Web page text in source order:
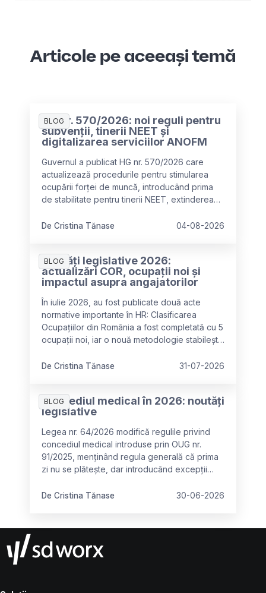
Articole pe aceeași temă
BLOG
HG nr. 570/2026: noi reguli pentru
subvenții, tinerii NEET și
digitalizarea serviciilor ANOFM
Guvernul a publicat HG nr. 570/2026 care
actualizează procedurile pentru stimularea
ocupării forței de muncă, introducând prima
de stabilitate pentru tinerii NEET, extinderea
digitalizarea serviciilor ANOFM.
De Cristina Tănase 04-08-2026
BLOG
Noutăți legislative 2026:
actualizări COR, ocupații noi și
impactul asupra angajatorilor
În iulie 2026, au fost publicate două acte
normative importante în HR: Clasificarea
Ocupațiilor din România a fost completată cu 5
ocupații noi, iar o nouă metodologie stabilește
deficitare în vederea recrutării lucrătorilor
oportunități pentru planificarea forței de
muncă.
De Cristina Tănase 31-07-2026
BLOG
Concediul medical în 2026: noutăți
legislative
Legea nr. 64/2026 modifică regulile privind
concediul medical introduse prin OUG nr.
91/2025, menținând regula generală că prima
zi nu se plătește, dar introducând excepții
(maternitate, oncologie, spitalizare) și
De Cristina Tănase 30-06-2026